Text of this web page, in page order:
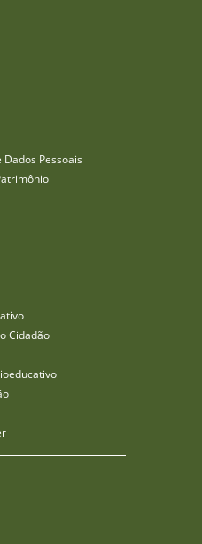
Pessoais
Cidadão